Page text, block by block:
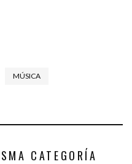
MÚSICA
CATEGORÍA